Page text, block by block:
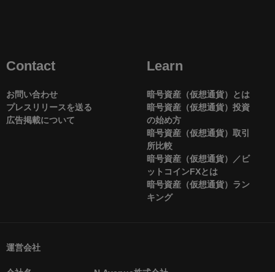
Contact
お問い合わせ
プレスリリースを送る
広告掲載について
Learn
暗号資産（仮想通貨）とは
暗号資産（仮想通貨）投資
の始め方
暗号資産（仮想通貨）取引
所比較
暗号資産（仮想通貨）／ビ
ットコインFXとは
暗号資産（仮想通貨）ラン
キング
運営会社